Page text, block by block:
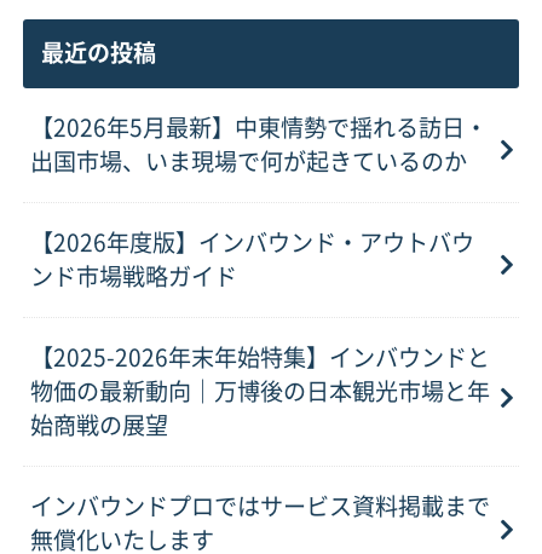
最近の投稿
【2026年5月最新】中東情勢で揺れる訪日・
出国市場、いま現場で何が起きているのか
【2026年度版】インバウンド・アウトバウ
ンド市場戦略ガイド
【2025-2026年末年始特集】インバウンドと
物価の最新動向｜万博後の日本観光市場と年
始商戦の展望
インバウンドプロではサービス資料掲載まで
無償化いたします